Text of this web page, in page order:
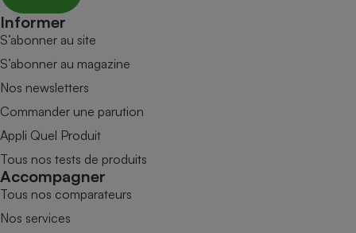
Informer
S’abonner au site
S’abonner au magazine
Nos newsletters
Commander une parution
Appli Quel Produit
Tous nos tests de produits
Accompagner
Tous nos comparateurs
Nos services